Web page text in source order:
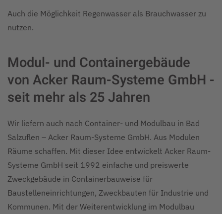
Auch die Möglichkeit Regenwasser als Brauchwasser zu
nutzen.
Modul- und Containergebäude
von Acker Raum-Systeme GmbH -
seit mehr als 25 Jahren
Wir liefern auch nach Container- und Modulbau in Bad
Salzuflen – Acker Raum-Systeme GmbH. Aus Modulen
Räume schaffen. Mit dieser Idee entwickelt Acker Raum-
Systeme GmbH seit 1992 einfache und preiswerte
Zweckgebäude in Containerbauweise für
Baustelleneinrichtungen, Zweckbauten für Industrie und
Kommunen. Mit der Weiterentwicklung im Modulbau